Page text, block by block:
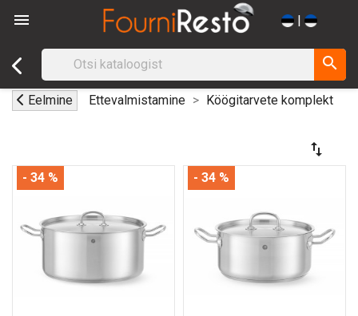
 |
search
Eelmine Ettevalmistamine Köögitarvete komplekt
swap_vert
- 34 % - 34 %